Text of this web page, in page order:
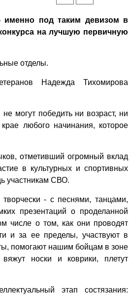
под таким девизом в
на лучшую первичную
отделы.
Надежда Тихомирова
могут победить ни возраст, ни
любого начинания, которое
отметивший огромный вклад
в культурных и спортивных
участникам СВО.
- с песнями, танцами,
презентаций о проделанной
числе о том, как они проводят
и за ее пределы, участвуют в
помогают нашим бойцам в зоне
носки и коврики, плетут
этап состязания: